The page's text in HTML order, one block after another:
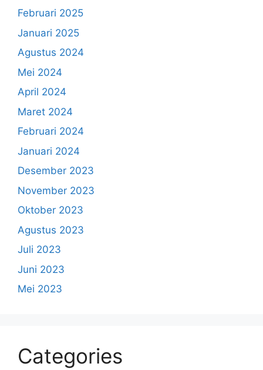
Februari 2025
Januari 2025
Agustus 2024
Mei 2024
April 2024
Maret 2024
Februari 2024
Januari 2024
Desember 2023
November 2023
Oktober 2023
Agustus 2023
Juli 2023
Juni 2023
Mei 2023
Categories